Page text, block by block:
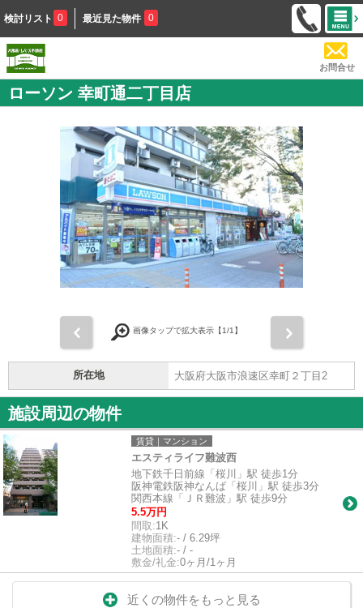
検討リスト 0 最近見た物件 0
お問合せ
ローソン 幸町通二丁目店
画像タップで拡大表示【1/1】
所在地 大阪府大阪市浪速区幸町２丁目2
施設周辺の物件
賃貸｜マンション
エスティライフ難波西
地下鉄千日前線「桜川」駅 徒歩1分
阪神電鉄阪神なんば「桜川」駅 徒歩3分
関西本線「ＪＲ難波」駅 徒歩9分
5.5万円
間取:1K
建物面積:- / 6.29坪
土地面積:- / -
敷金/礼金:0ヶ月/1ヶ月
近くの物件をもっと見る